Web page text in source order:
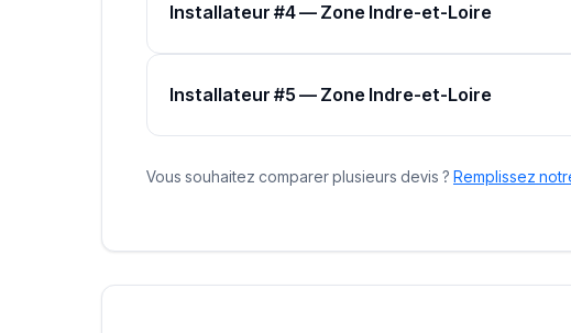
Installateur #4 — Zone Indre-et-Loire
Installateur #5 — Zone Indre-et-Loire
Vous souhaitez comparer plusieurs devis ? Remplissez